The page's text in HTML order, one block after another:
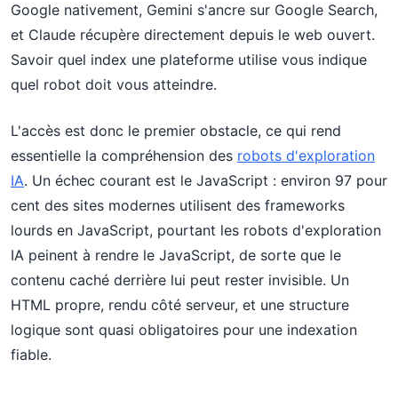
Google nativement, Gemini s'ancre sur Google Search,
et Claude récupère directement depuis le web ouvert.
Savoir quel index une plateforme utilise vous indique
quel robot doit vous atteindre.
L'accès est donc le premier obstacle, ce qui rend
essentielle la compréhension des robots d'exploration
IA. Un échec courant est le JavaScript : environ 97 pour
cent des sites modernes utilisent des frameworks
lourds en JavaScript, pourtant les robots d'exploration
IA peinent à rendre le JavaScript, de sorte que le
contenu caché derrière lui peut rester invisible. Un
HTML propre, rendu côté serveur, et une structure
logique sont quasi obligatoires pour une indexation
fiable.